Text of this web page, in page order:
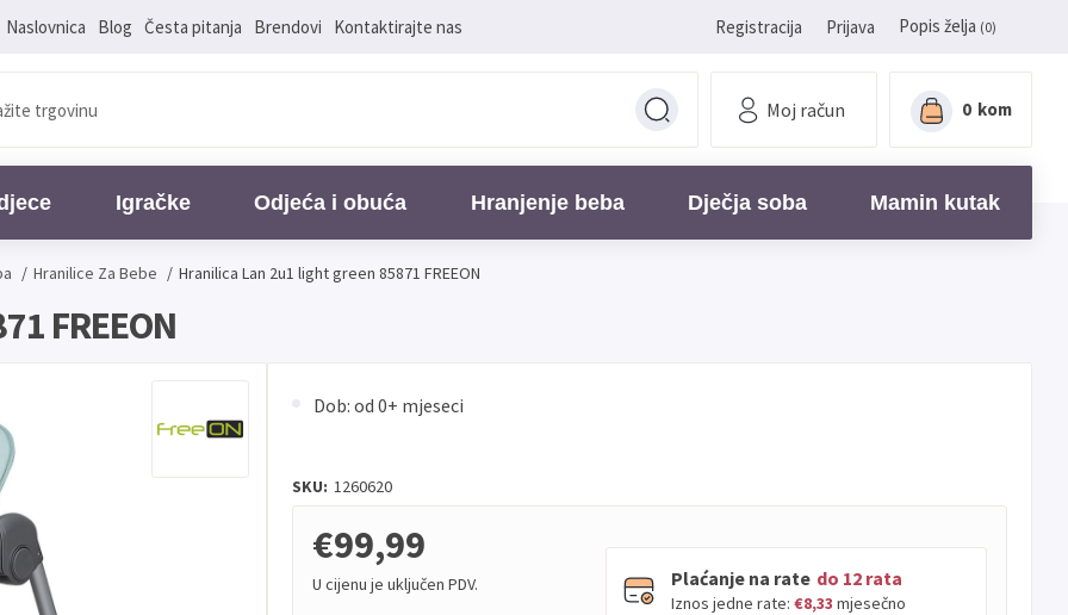
Naslovnica Blog Česta pitanja Brendovi Kontaktirajte nas Registracija Prijava Popis želja (0)
Moj račun 0 kom
Igračke Odjeća i obuća Hranjenje beba Dječja soba Mamin kutak
/ Hranilice Za Bebe / Hranilica Lan 2u1 light green 85871 FREEON
FREEON
Dob: od 0+ mjeseci
SKU: 1260620
€99,99
U cijenu je uključen PDV. Plaćanje na rate do 12 rata
Iznos jedne rate: €8,33 mjesečno